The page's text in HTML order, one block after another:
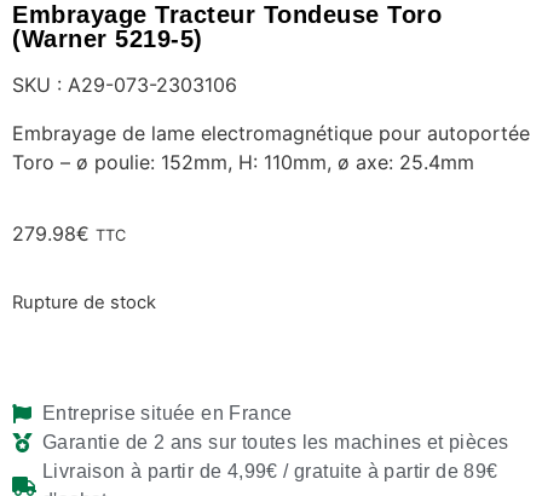
Embrayage Tracteur Tondeuse Toro
(Warner 5219-5)
SKU : A29-073-2303106
Embrayage de lame electromagnétique pour autoportée
Toro – ø poulie: 152mm, H: 110mm, ø axe: 25.4mm
279.98€ TTC
Rupture de stock
Entreprise située en France
Garantie de 2 ans sur toutes les machines et pièces
Livraison à partir de 4,99€ / gratuite à partir de 89€